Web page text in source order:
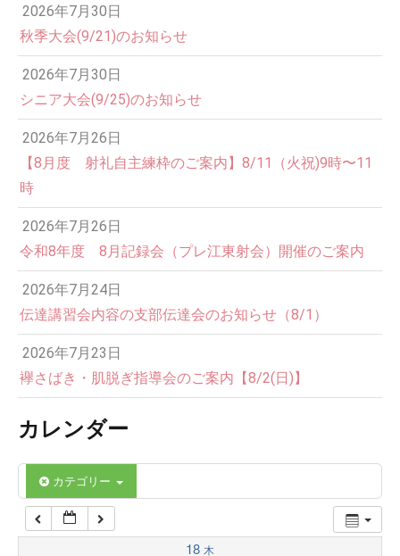
2026年7月30日
秋季大会(9/21)のお知らせ
2026年7月30日
シニア大会(9/25)のお知らせ
2026年7月26日
【8月度 射礼自主練枠のご案内】8/11（火祝)9時〜11
時
2026年7月26日
令和8年度 8月記録会（プレ江東射会）開催のご案内
2026年7月24日
伝達講習会内容の支部伝達会のお知らせ（8/1）
2026年7月23日
襷さばき・肌脱ぎ指導会のご案内【8/2(日)】
カレンダー
カテゴリー
18 木
12:00 AM
1:00 AM
2:00 AM
3:00 AM
4:00 AM
5:00 AM
6:00 AM
7:00 AM